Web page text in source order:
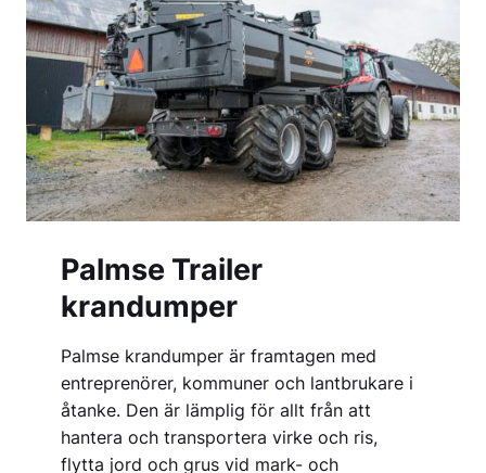
Palmse Trailer
krandumper
Palmse krandumper är framtagen med
entreprenörer, kommuner och lantbrukare i
åtanke. Den är lämplig för allt från att
hantera och transportera virke och ris,
flytta jord och grus vid mark- och